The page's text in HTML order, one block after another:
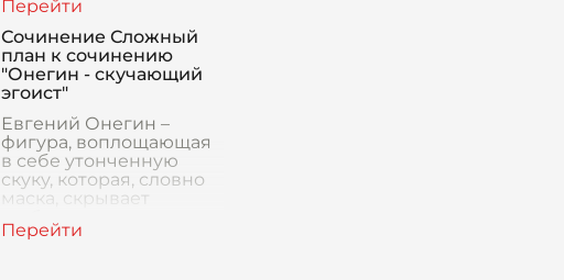
народной мудрости.
Илья Муромец —
богатырь, посвятивший
свою жизнь защите
родной зем
Сочинение Сложный
план к сочинению
"Онегин - скучающий
эгоист"
Евгений Онегин –
фигура, воплощающая
в себе утонченную
скуку, которая, словно
маска, скрывает
укоренившийся